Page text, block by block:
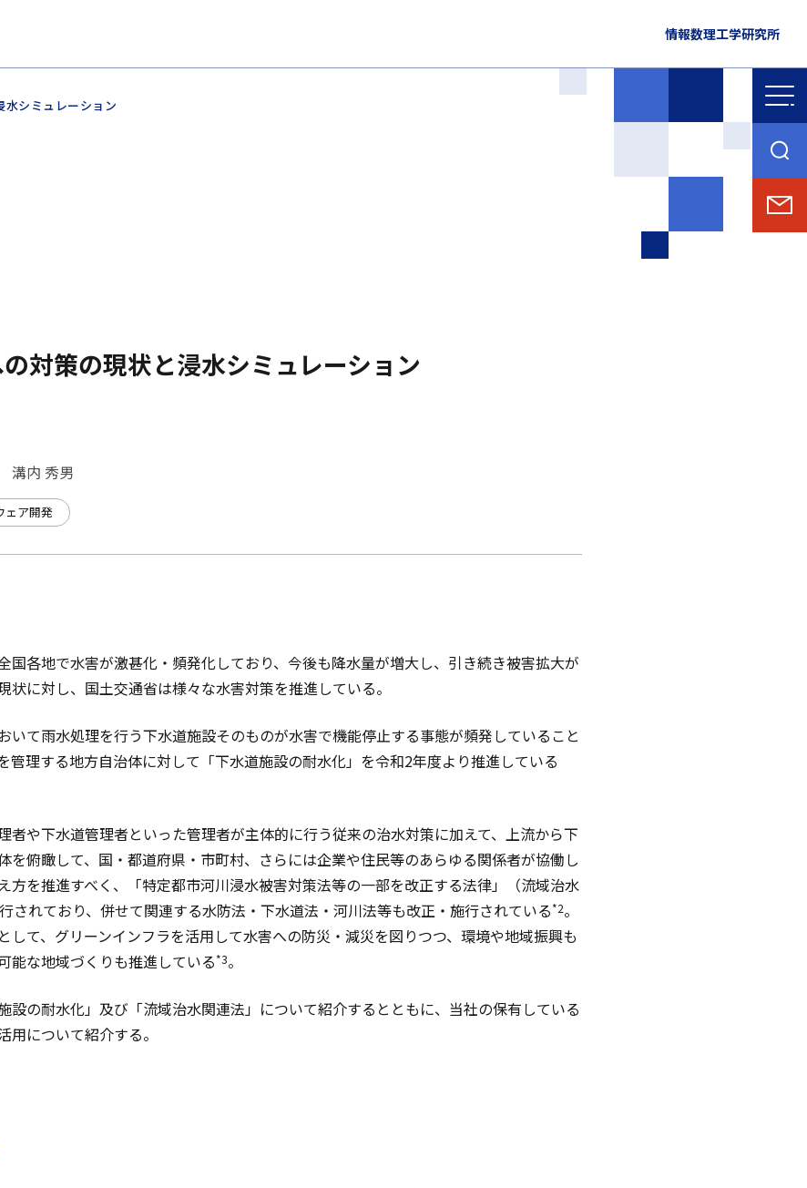
情報数理工学研究所
水シミュレーション
対策の現状と浸水シミュレーション
溝内 秀男
ェア開発
国各地で水害が激甚化・頻発化しており、今後も降水量が増大し、引き続き被害拡大が
状に対し、国土交通省は様々な水害対策を推進している。
いて雨水処理を行う下水道施設そのものが水害で機能停止する事態が頻発していること
管理する地方自治体に対して「下水道施設の耐水化」を令和2年度より推進している
者や下水道管理者といった管理者が主体的に行う従来の治水対策に加えて、上流から下
を俯瞰して、国・都道府県・市町村、さらには企業や住民等のあらゆる関係者が協働し
方を推進すべく、「特定都市河川浸水被害対策法等の一部を改正する法律」（流域治水
されており、併せて関連する水防法・下水道法・河川法等も改正・施行されている*2。
して、グリーンインフラを活用して水害への防災・減災を図りつつ、環境や地域振興も
能な地域づくりも推進している*3。
設の耐水化」及び「流域治水関連法」について紹介するとともに、当社の保有している
について紹介する。